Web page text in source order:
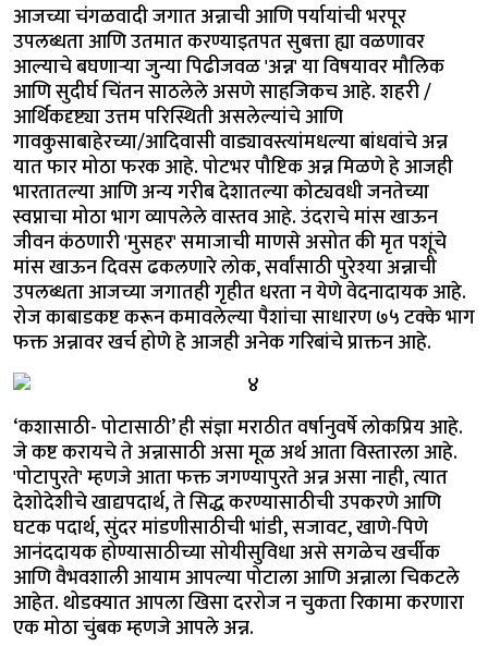
आजच्या चंगळवादी जगात अन्नाची आणि पर्यायांची भरपूर
उपलब्धता आणि उतमात करण्याइतपत सुबत्ता ह्या वळणावर
आल्याचे बघणाऱ्या जुन्या पिढीजवळ 'अन्न' या विषयावर मौलिक
आणि सुदीर्घ चिंतन साठलेले असणे साहजिकच आहे. शहरी /
आर्थिकदृष्ट्या उत्तम परिस्थिती असलेल्यांचे आणि
गावकुसाबाहेरच्या/आदिवासी वाड्यावस्त्यांमधल्या बांधवांचे अन्न
यात फार मोठा फरक आहे. पोटभर पौष्टिक अन्न मिळणे हे आजही
भारतातल्या आणि अन्य गरीब देशातल्या कोट्यवधी जनतेच्या
स्वप्नाचा मोठा भाग व्यापलेले वास्तव आहे. उंदराचे मांस खाऊन
जीवन कंठणारी 'मुसहर' समाजाची माणसे असोत की मृत पशूंचे
मांस खाऊन दिवस ढकलणारे लोक, सर्वांसाठी पुरेश्या अन्नाची
उपलब्धता आजच्या जगातही गृहीत धरता न येणे वेदनादायक आहे.
रोज काबाडकष्ट करून कमावलेल्या पैशांचा साधारण ७५ टक्के भाग
फक्त अन्नावर खर्च होणे हे आजही अनेक गरिबांचे प्राक्तन आहे.
‘कशासाठी- पोटासाठी’ ही संज्ञा मराठीत वर्षानुवर्षे लोकप्रिय आहे.
जे कष्ट करायचे ते अन्नासाठी असा मूळ अर्थ आता विस्तारला आहे.
'पोटापुरते' म्हणजे आता फक्त जगण्यापुरते अन्न असा नाही, त्यात
देशोदेशीचे खाद्यपदार्थ, ते सिद्ध करण्यासाठीची उपकरणे आणि
घटक पदार्थ, सुंदर मांडणीसाठीची भांडी, सजावट, खाणे-पिणे
आनंददायक होण्यासाठीच्या सोयीसुविधा असे सगळेच खर्चीक
आणि वैभवशाली आयाम आपल्या पोटाला आणि अन्नाला चिकटले
आहेत. थोडक्यात आपला खिसा दररोज न चुकता रिकामा करणारा
एक मोठा चुंबक म्हणजे आपले अन्न.